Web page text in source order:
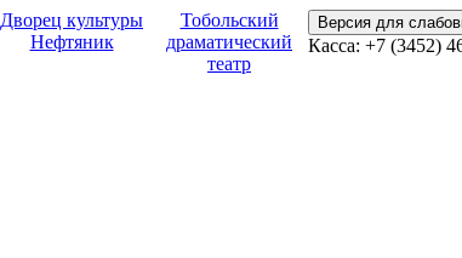
Дворец культуры
Нефтяник
Тобольский
драматический
театр
Версия для
Касса: +7 (3452)